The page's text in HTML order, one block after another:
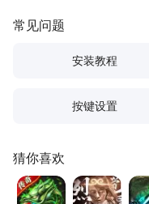
常见问题
安装教程
按键设置
猜你喜欢
龙城军团 烈焰觉醒